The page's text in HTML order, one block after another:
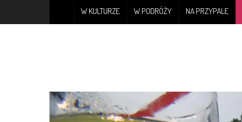
W KULTURZE W PODRÓŻY NA PRZYPALE